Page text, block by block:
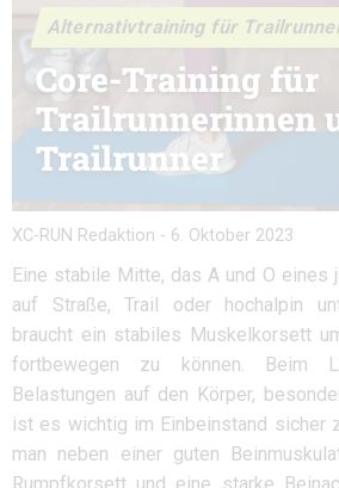
Alternativtraining für
Core-Training für
Trailrunnerinnen
Trailrunner
XC-RUN Redaktion - 6. Oktober 2023
Eine stabile Mitte, das A und O eines
auf Straße, Trail oder hochalpin
braucht ein stabiles Muskelkorsett
fortbewegen zu können. Beim
Belastungen auf den Körper,
ist es wichtig im Einbeinstand sicher
man neben einer guten